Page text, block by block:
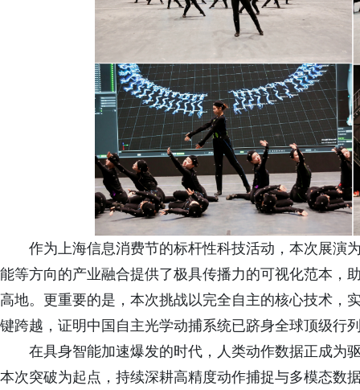
作为上海信息消费节的标杆性科技活动，本次展演
能等方向的产业融合提供了极具传播力的可视化范本，
高地。更重要的是，本次挑战以完全自主的核心技术，
键跨越，证明中国自主光学动捕系统已跻身全球顶级行
在具身智能加速爆发的时代，人类动作数据正成为
本次突破为起点，持续深耕高精度动作捕捉与多模态数